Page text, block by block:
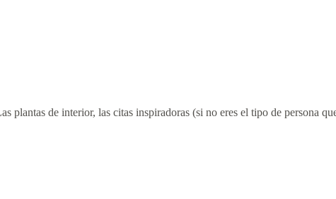
plantas de interior, las citas inspiradoras (si no eres el tipo de persona